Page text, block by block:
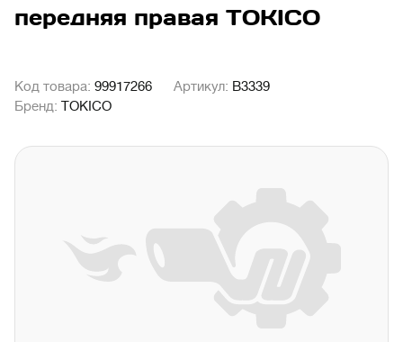
передняя правая TOKICO
Код товара: 99917266 Артикул: B3339
Бренд: TOKICO